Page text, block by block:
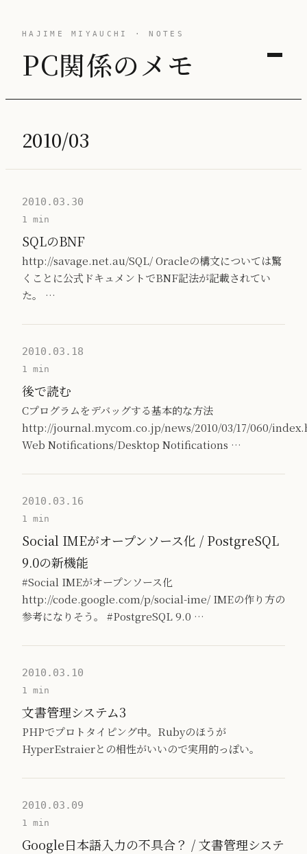
HAJIME MIYAUCHI · NOTES
PC関係のメモ
2010/03
2010.03.30
1 min
SQLのBNF
http://savage.net.au/SQL/ Oracleの構文については驚
くことに公式ドキュメントでBNF記法が記載されてい
た。 …
2010.03.18
1 min
後で読む
Cプログラムをデバッグする基本的な方法
http://journal.mycom.co.jp/news/2010/03/17/060/
Web Notifications/Desktop Notifications …
2010.03.16
1 min
Social IMEがオープンソース化 / PostgreSQL
9.0の新機能
#Social IMEがオープンソース化
http://code.google.com/p/social-ime/ IMEの作り方の
参考になりそう。 #PostgreSQL 9.0 …
2010.03.10
1 min
文書管理システム3
PHPでプロトタイピング中。Rubyのほうが
HyperEstraierとの相性がいいので実用的っぽい。
2010.03.09
1 min
Google日本語入力の不具合？ / 文書管理システ